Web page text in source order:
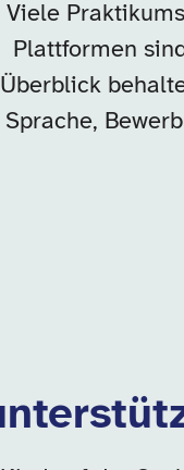
Viele
Plattformen
Überblick
Sprache,